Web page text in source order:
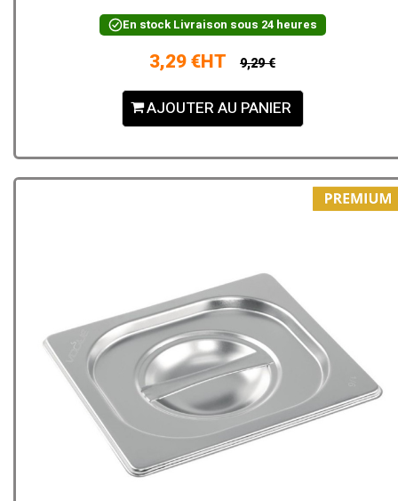
En stockLivraison sous 24 heures
3,29 €HT 9,29 €
AJOUTER AU PANIER